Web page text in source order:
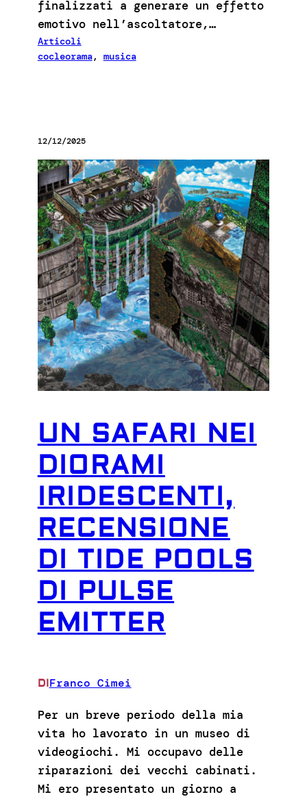
finalizzati a generare un effetto
emotivo nell’ascoltatore,…
Articoli
cocleorama, musica
12/12/2025
UN SAFARI NEI
DIORAMI
IRIDESCENTI,
RECENSIONE
DI TIDE POOLS
DI PULSE
EMITTER
DIFranco Cimei
Per un breve periodo della mia
vita ho lavorato in un museo di
videogiochi. Mi occupavo delle
riparazioni dei vecchi cabinati.
Mi ero presentato un giorno a